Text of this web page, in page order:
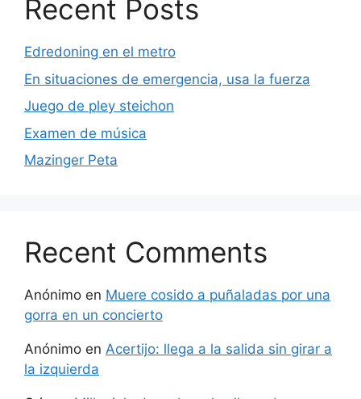
Recent Posts
Edredoning en el metro
En situaciones de emergencia, usa la fuerza
Juego de pley steichon
Examen de música
Mazinger Peta
Recent Comments
Anónimo en Muere cosido a puñaladas por una
gorra en un concierto
Anónimo en Acertijo: llega a la salida sin girar a
la izquierda